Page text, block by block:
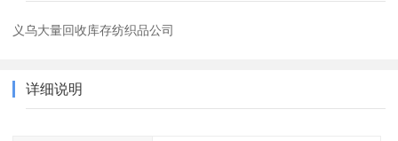
义乌大量回收库存纺织品公司
详细说明